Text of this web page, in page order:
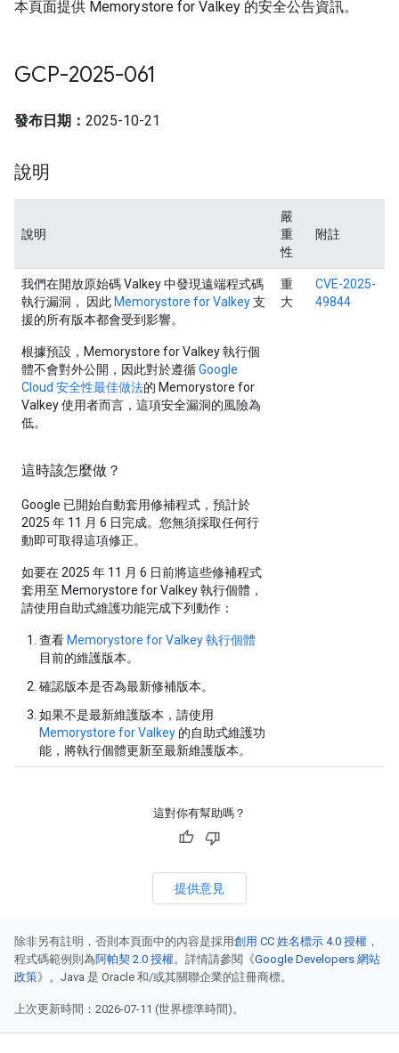
本頁面提供 Memorystore for Valkey 的安全公告資訊。
GCP-2025-061
發布日期： 2025-10-21
說明
說明
嚴
重
性
附註
我們在開放原始碼 Valkey 中發現遠端程式碼
執行漏洞， 因此 Memorystore for Valkey支
援的所有版本都會受到影響。
根據預設，Memorystore for Valkey 執行個
體不會對外公開，因此對於遵循Google
Cloud 安全性最佳做法的 Memorystore for
Valkey 使用者而言，這項安全漏洞的風險為
低。
這時該怎麼做？
Google 已開始自動套用修補程式，預計於
2025 年 11 月 6 日完成。 您無須採取任何行
動即可取得這項修正。
如要在 2025 年 11 月 6 日前將這些修補程式
套用至 Memorystore for Valkey 執行個體，
請使用自助式維護功能完成下列動作：
查看 Memorystore for Valkey 執行個體
目前的維護版本。
確認版本是否為最新修補版本。
如果不是最新維護版本，請使用
Memorystore for Valkey 的自助式維護功
能，將執行個體更新至最新維護版本。
重
大
CVE-2025-
49844
這對你有幫助嗎？
提供意見
除非另有註明，否則本頁面中的內容是採用創用 CC 姓名標示 4.0 授權 ，
程式碼範例則為阿帕契 2.0 授權。詳情請參閱《Google Developers 網站
政策》。Java 是 Oracle 和/或其關聯企業的註冊商標。
上次更新時間：2026-07-11 (世界標準時間)。